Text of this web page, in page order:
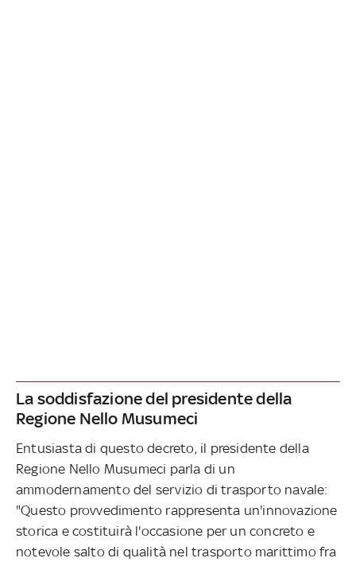
La soddisfazione del presidente della
Regione Nello Musumeci
Entusiasta di questo decreto, il presidente della
Regione Nello Musumeci parla di un
ammodernamento del servizio di trasporto navale:
"Questo provvedimento rappresenta un'innovazione
storica e costituirà l'occasione per un concreto e
notevole salto di qualità nel trasporto marittimo fra